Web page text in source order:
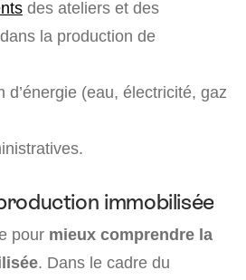
des ateliers et des
la production de
d’énergie (eau, électricité, gaz
immobilisée
pour mieux comprendre la
. Dans le cadre du